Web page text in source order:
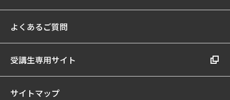
よくあるご質問
受講生専用サイト
サイトマップ